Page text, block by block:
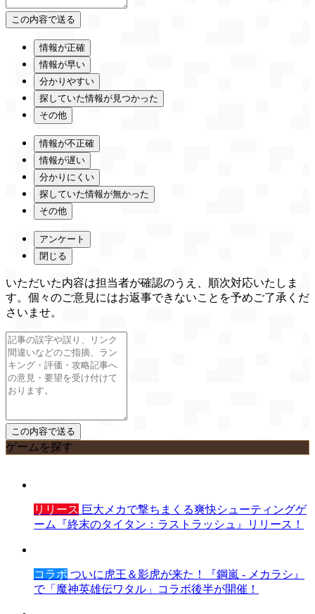
情報が正確
情報が早い
分かりやすい
探していた情報が見つかった
その他
情報が不正確
情報が遅い
分かりにくい
探していた情報が無かった
その他
アンケート
閉じる
いただいた内容は担当者が確認のうえ、順次対応いたしま
す。個々のご意見にはお返事できないことを予めご了承くだ
さいませ。
ゲームを探す
リリース 巨大メカで撃ちまくる爽快シューティングゲ
ーム『終末のタイタン：ラストラッシュ』リリース！
コラボ ついに虎王＆影虎が来た！『鋼嵐 - メカラシ』
で「魔神英雄伝ワタル」コラボ後半が開催！